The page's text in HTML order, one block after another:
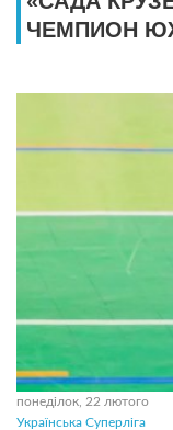
ЧЕМПИОН
понеділок, 22 лютого
Українська Суперліга